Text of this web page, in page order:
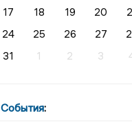
17
18 19 20
24
25 26 27
31
1 2 3
События: